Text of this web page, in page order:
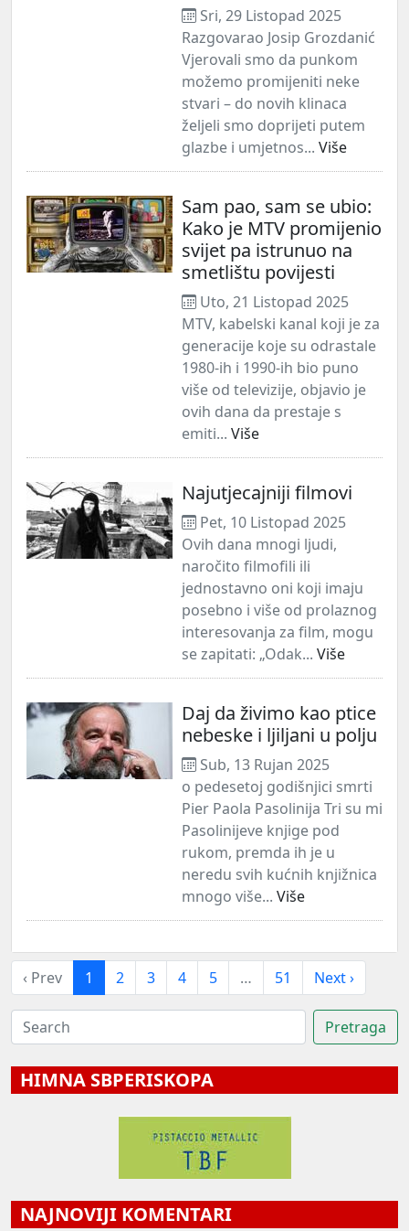
Sri, 29 Listopad 2025
Razgovarao Josip Grozdanić
Vjerovali smo da punkom
možemo promijeniti neke
stvari – do novih klinaca
željeli smo doprijeti putem
glazbe i umjetnos... Više
Sam pao, sam se ubio:
Kako je MTV promijenio
svijet pa istrunuo na
smetlištu povijesti
Uto, 21 Listopad 2025
MTV, kabelski kanal koji je za
generacije koje su odrastale
1980-ih i 1990-ih bio puno
više od televizije, objavio je
ovih dana da prestaje s
emiti... Više
Najutjecajniji filmovi
Pet, 10 Listopad 2025
Ovih dana mnogi ljudi,
naročito filmofili ili
jednostavno oni koji imaju
posebno i više od prolaznog
interesovanja za film, mogu
se zapitati: „Odak... Više
Daj da živimo kao ptice
nebeske i ljiljani u polju
Sub, 13 Rujan 2025
o pedesetoj godišnjici smrti
Pier Paola Pasolinija Tri su mi
Pasolinijeve knjige pod
rukom, premda ih je u
neredu svih kućnih knjižnica
mnogo više... Više
‹ Prev 1 2 3 4 5 … 51 Next ›
HIMNA SBPERISKOPA
NAJNOVIJI KOMENTARI